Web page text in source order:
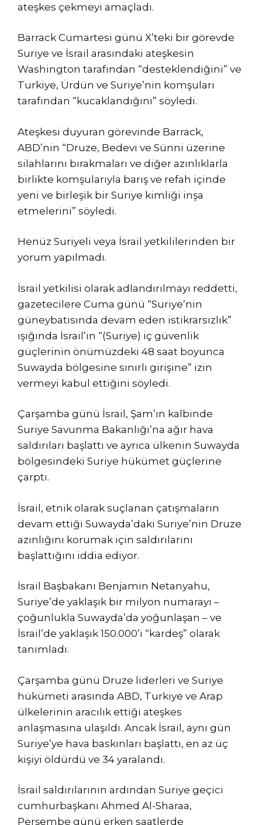
ateşkes çekmeyi amaçladı.
Barrack Cumartesi günü X’teki bir görevde
Suriye ve İsrail arasındaki ateşkesin
Washington tarafından “desteklendiğini” ve
Turkiye, Ürdün ve Suriye’nin komşuları
tarafından “kucaklandığını” söyledi.
Ateşkesi duyuran görevinde Barrack,
ABD’nin “Druze, Bedevi ve Sünni üzerine
silahlarını bırakmaları ve diğer azınlıklarla
birlikte komşularıyla barış ve refah içinde
yeni ve birleşik bir Suriye kimliği inşa
etmelerini” söyledi.
Henüz Suriyeli veya İsrail yetkililerinden bir
yorum yapılmadı.
İsrail yetkilisi olarak adlandırılmayı reddetti,
gazetecilere Cuma günü “Suriye’nin
güneybatısında devam eden istikrarsızlık”
ışığında İsrail’in “(Suriye) iç güvenlik
güçlerinin önümüzdeki 48 saat boyunca
Suwayda bölgesine sınırlı girişine” izin
vermeyi kabul ettiğini söyledi.
Çarşamba günü İsrail, Şam’ın kalbinde
Suriye Savunma Bakanlığı’na ağır hava
saldırıları başlattı ve ayrıca ülkenin Suwayda
bölgesindeki Suriye hükümet güçlerine
çarptı.
İsrail, etnik olarak suçlanan çatışmaların
devam ettiği Suwayda’daki Suriye’nin Druze
azınlığını korumak için saldırılarını
başlattığını iddia ediyor.
İsrail Başbakanı Benjamin Netanyahu,
Suriye’de yaklaşık bir milyon numarayı –
çoğunlukla Suwayda’da yoğunlaşan – ve
İsrail’de yaklaşık 150.000’i “kardeş” olarak
tanımladı.
Çarşamba günü Druze liderleri ve Suriye
hükümeti arasında ABD, Turkiye ve Arap
ülkelerinin aracılık ettiği ateşkes
anlaşmasına ulaşıldı. Ancak İsrail, aynı gün
Suriye’ye hava baskınları başlattı, en az üç
kişiyi öldürdü ve 34 yaralandı.
İsrail saldırılarının ardından Suriye geçici
cumhurbaşkanı Ahmed Al-Sharaa,
Perşembe günü erken saatlerde